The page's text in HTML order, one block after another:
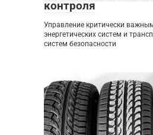
контроля
Управление критически
энергетических систем и
систем безопасности